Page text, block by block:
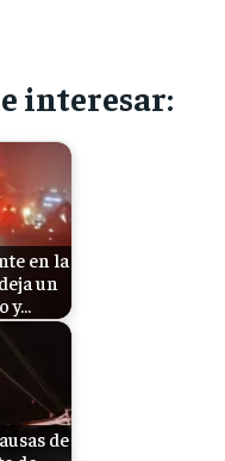
interesar:
en la
un
y…
de